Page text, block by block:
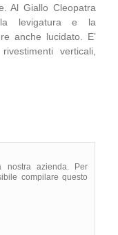
Al Giallo Cleopatra
la levigatura e la
anche lucidato. E’
verticali,
nostra azienda. Per
compilare questo